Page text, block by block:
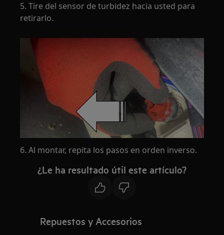
5. Tire del sensor de turbidez hacia usted para
retirarlo.
6. Al montar, repita los pasos en orden inverso.
¿Le ha resultado útil este artículo?
Repuestos y Accesorios